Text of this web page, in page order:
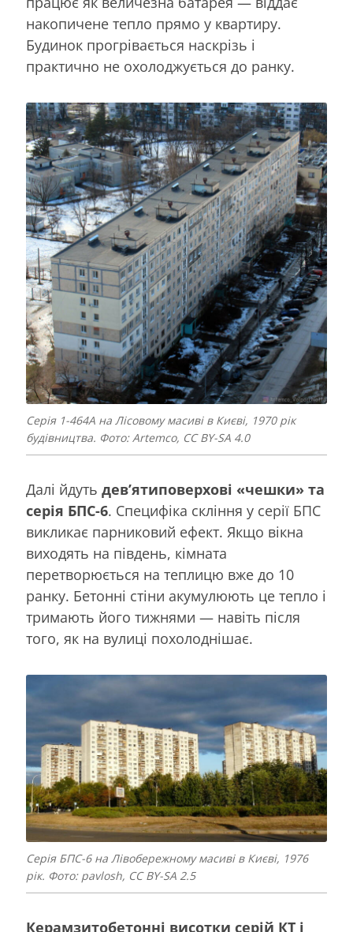
накопичене тепло прямо у квартиру.
Будинок прогрівається наскрізь і
практично не охолоджується до ранку.
Серія 1-464А на Лісовому масиві в Києві, 1970 рік
будівництва. Фото: Artemco, CC BY-SA 4.0
Далі йдуть дев’ятиповерхові «чешки» та
серія БПС-6. Специфіка скління у серії БПС
викликає парниковий ефект. Якщо вікна
виходять на південь, кімната
перетворюється на теплицю вже до 10
ранку. Бетонні стіни акумулюють це тепло і
тримають його тижнями — навіть після
того, як на вулиці похолоднішає.
Серія БПС-6 на Лівобережному масиві в Києві, 1976
рік. Фото: pavlosh, CC BY-SA 2.5
Керамзитобетонні висотки серій КТ і